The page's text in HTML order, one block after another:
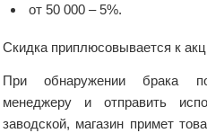
от 50 000 – 5%.
Скидка приплюсовывается к
При обнаружении брака
менеджеру и отправить
заводской, магазин примет